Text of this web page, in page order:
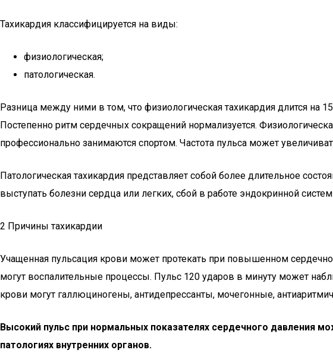
Тахикардия классифицируется на виды:
физиологическая;
патологическая.
Разница между ними в том, что физиологическая тахикардия длится на
Постепенно ритм сердечных сокращений нормализуется.
профессионально занимаются спортом. Частота пульса может
Патологическая тахикардия представляет собой более длительное
выступать болезни сердца или легких, сбой в работе эндокринной
2 Причины тахикардии
Учащенная пульсация крови может протекать при повышенном
могут воспалительные процессы. Пульс 120 ударов в минуту может
крови могут галлюциногены, антидепрессанты, мочегонные,
Высокий пульс при нормальных показателях сердечного давления
патологиях внутренних органов.